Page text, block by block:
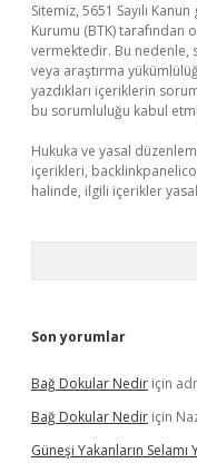
Sitemiz, 5651 Sayılı
Kurumu (BTK) tarafından
vermektedir. Bu
veya araştırma
yazdıkları içeriklerin
bu sorumluluğu kabul
Hukuka ve yasal
içerikleri,
halinde, ilgili içerikler
Son yorumlar
Bağ Dokular Nedir için
Bağ Dokular Nedir için
Güneşi Yakanların Selamı